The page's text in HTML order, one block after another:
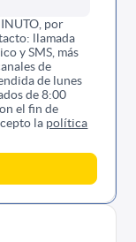
por
llamada
y SMS, más
de
de lunes
de 8:00
el fin de
la política